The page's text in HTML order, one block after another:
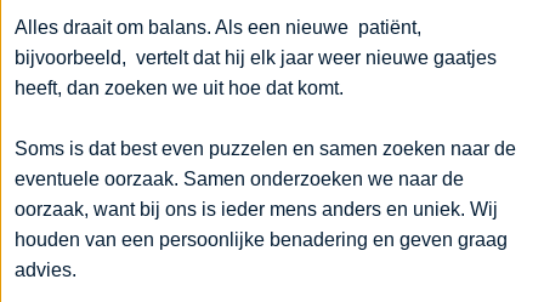
Alles draait om balans. Als een nieuwe patiënt,
bijvoorbeeld, vertelt dat hij elk jaar weer nieuwe gaatjes
heeft, dan zoeken we uit hoe dat komt.
Soms is dat best even puzzelen en samen zoeken naar de
eventuele oorzaak. Samen onderzoeken we naar de
oorzaak, want bij ons is ieder mens anders en uniek. Wij
houden van een persoonlijke benadering en geven graag
advies.